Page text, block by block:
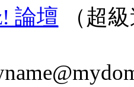
論壇 （超